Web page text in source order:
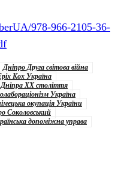
978-966-2105-36-
Дніпро Друга світова війна
Кох Україна
Дніпра ХХ століття
Україна
окупація України
Соколовський
допоміжна управа